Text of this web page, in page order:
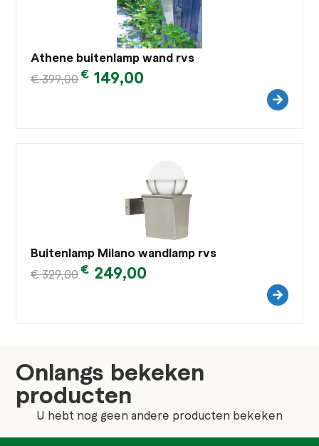
Athene buitenlamp wand rvs
€399,00€ 149,00
Buitenlamp Milano wandlamp rvs
€329,00€ 249,00
Onlangs bekeken
producten
U hebt nog geen andere producten bekeken